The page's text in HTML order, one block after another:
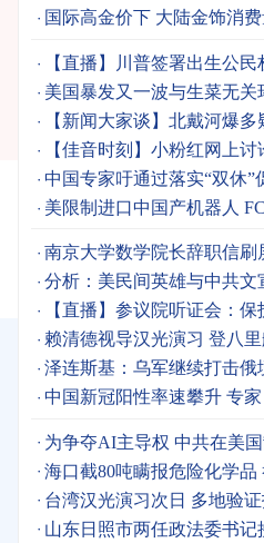
国际高金价下 大陆金饰消
【直播】川普签署出生公
美国暴发又一波与生菜无关
【新闻大家谈】北戴河爆
【佳音时刻】小粉红网上
中国专家吁通过落实“双休”
美限制进口中国产机器人
南京大学数学院长辞职信刷
分析：美民间英雄与中共文
【直播】参议院听证会：
赖清德视导汉光演习 登八
泽连斯基：乌军继续打击俄
中国新冠阳性率速攀升 专
为争夺AI主导权 中共在美
海口截80吨瞒报危险化学品
台湾汉光演习次日 多地验
山东日照市两任政法委书记